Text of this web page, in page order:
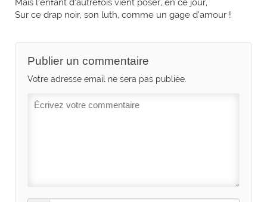
Mais l’enfant d’autrefois vient poser, en ce jour,
Sur ce drap noir, son luth, comme un gage d’amour !
Publier un commentaire
Votre adresse email ne sera pas publiée.